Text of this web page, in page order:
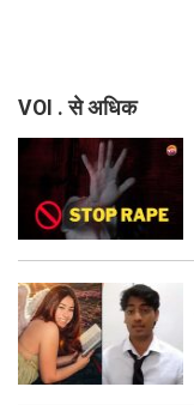
VOI . से अधिक